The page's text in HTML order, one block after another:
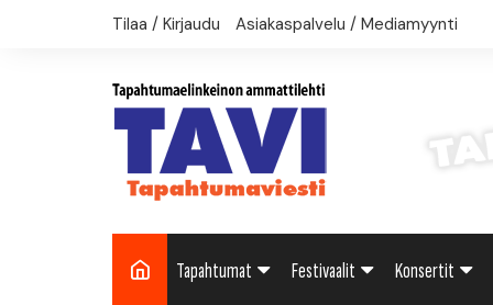
Tilaa / Kirjaudu Asiakaspalvelu / Mediamyynti
Tapahtumat Festivaalit Konsertit